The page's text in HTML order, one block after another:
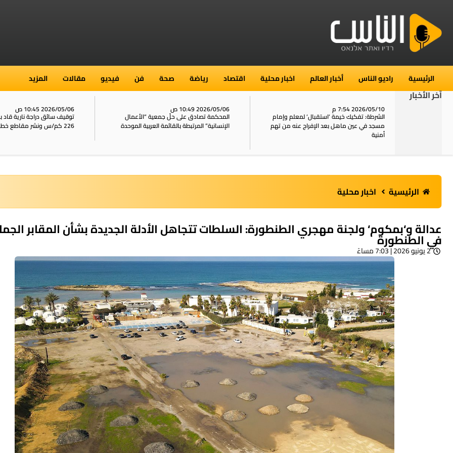
الرئيسية راديو الناس أخبار العالم اخبار محلية اقتصاد رياضة صحة فن فيديو مقالات المزيد
آخر الأخبار
2026/05/10 7:54 م
الشرطة: تفكيك خيمة ‘استقبال‘ لمعلم وإمام
مسجد في عين ماهل بعد الإفراج عنه من تهم
أمنية
2026/05/06 10:49 ص
المحكمة تصادق على حلّ جمعية “الأعمال
الإنسانية” المرتبطة بالقائمة العربية الموحدة
2026/05/06 10:45 ص
توقيف سائق دراجة نارية
226 كم/س ونشر مقاطع خطيرة على الشبكات
الرئيسية اخبار محلية
عدالة و‘بمكوم‘ ولجنة مهجري الطنطورة: السلطات تتجاهل الأدلة الجديدة بشأن المقابر
في الطنطورة
2 يونيو 2026 | 7:03 مساءً